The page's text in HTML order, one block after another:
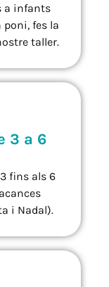
a infants
poni, fes la
taller.
3 a 6
fins als 6
i Nadal).